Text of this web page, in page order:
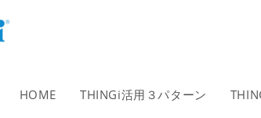
HOME THINGi活用３パターン